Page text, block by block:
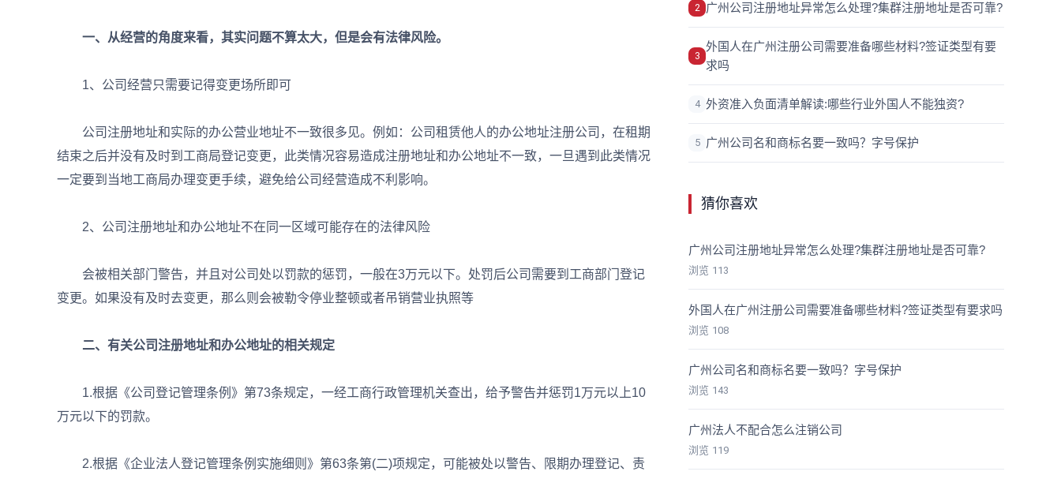
一、从经营的角度来看，其实问题不算太大，但是会有法律风险。
1、公司经营只需要记得变更场所即可
公司注册地址和实际的办公营业地址不一致很多见。例如：公司租赁他人的办公地址注册公司，在租期
结束之后并没有及时到工商局登记变更，此类情况容易造成注册地址和办公地址不一致，一旦遇到此类情况
一定要到当地工商局办理变更手续，避免给公司经营造成不利影响。
2、公司注册地址和办公地址不在同一区域可能存在的法律风险
会被相关部门警告，并且对公司处以罚款的惩罚，一般在3万元以下。处罚后公司需要到工商部门登记
变更。如果没有及时去变更，那么则会被勒令停业整顿或者吊销营业执照等
二、有关公司注册地址和办公地址的相关规定
1.根据《公司登记管理条例》第73条规定，一经工商行政管理机关查出，给予警告并惩罚1万元以上10
万元以下的罚款。
2.根据《企业法人登记管理条例实施细则》第63条第(二)项规定，可能被处以警告、限期办理登记、责
2 广州公司注册地址异常怎么处理?集群注册地址是否可靠?
3
外国人在广州注册公司需要准备哪些材料?签证类型有要
求吗
4 外资准入负面清单解读:哪些行业外国人不能独资?
5 广州公司名和商标名要一致吗？字号保护
猜你喜欢
广州公司注册地址异常怎么处理?集群注册地址是否可靠?
浏览 113
外国人在广州注册公司需要准备哪些材料?签证类型有要求吗
浏览 108
广州公司名和商标名要一致吗？字号保护
浏览 143
广州法人不配合怎么注销公司
浏览 119